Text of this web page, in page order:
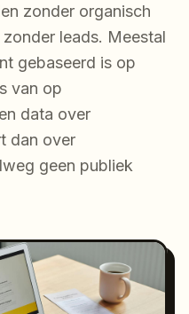
zonder organisch
leads. Meestal
gebaseerd is op
van op
data over
dan over
geen publiek